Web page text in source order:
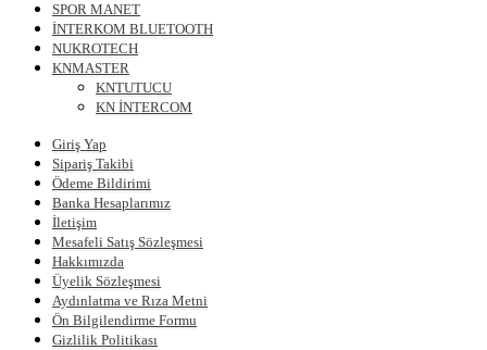
SPOR MANET
İNTERKOM BLUETOOTH
NUKROTECH
KNMASTER
KNTUTUCU
KN İNTERCOM
Giriş Yap
Sipariş Takibi
Ödeme Bildirimi
Banka Hesaplarımız
İletişim
Mesafeli Satış Sözleşmesi
Hakkımızda
Üyelik Sözleşmesi
Aydınlatma ve Rıza Metni
Ön Bilgilendirme Formu
Gizlilik Politikası